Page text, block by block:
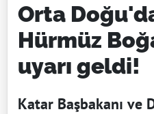
Orta
Hürmüz
uyarı geldi!
Katar Başbakanı ve